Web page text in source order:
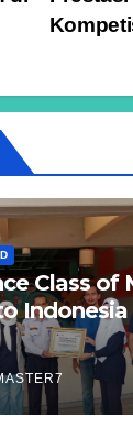
Class of
Indonesia